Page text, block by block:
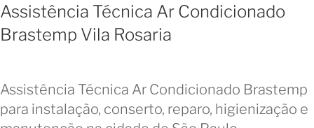
Assistência Técnica Ar Condicionado
Brastemp Vila Rosaria
Assistência Técnica Ar Condicionado Brastemp
para instalação, conserto, reparo, higienização e